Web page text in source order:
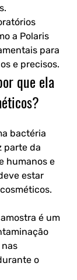
a Polaris
para
e precisos.
que ela
bactéria
parte da
humanos e
estar
é um
o